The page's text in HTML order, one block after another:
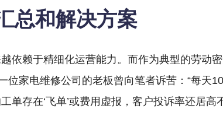
总和解决方案
依赖于精细化运营能力。而作为典型的劳
位家电维修公司的老板曾向笔者诉苦：“每天
存在‘飞单’或费用虚报，客户投诉率还居高